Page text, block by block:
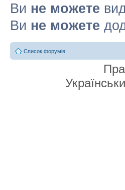
Ви не можете
Ви не можете
Список форумів